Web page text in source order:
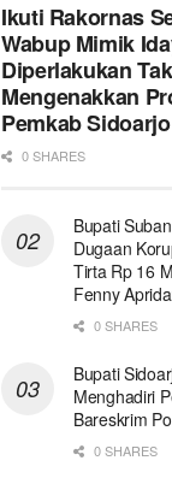
Ikuti Rakornas
Wabup Mimik
Diperlakukan Tak
Mengenakkan
Pemkab Sidoarjo
0 SHARES
Bupati
Dugaan
Tirta Rp 16
Fenny
0 SHARES
Bupati
Menghadiri
Bareskrim
0 SHARES